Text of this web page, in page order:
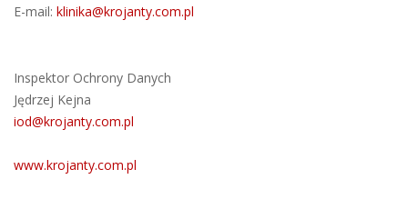
E-mail: klinika@krojanty.com.pl
Inspektor Ochrony Danych
Jędrzej Kejna
iod@krojanty.com.pl
www.krojanty.com.pl